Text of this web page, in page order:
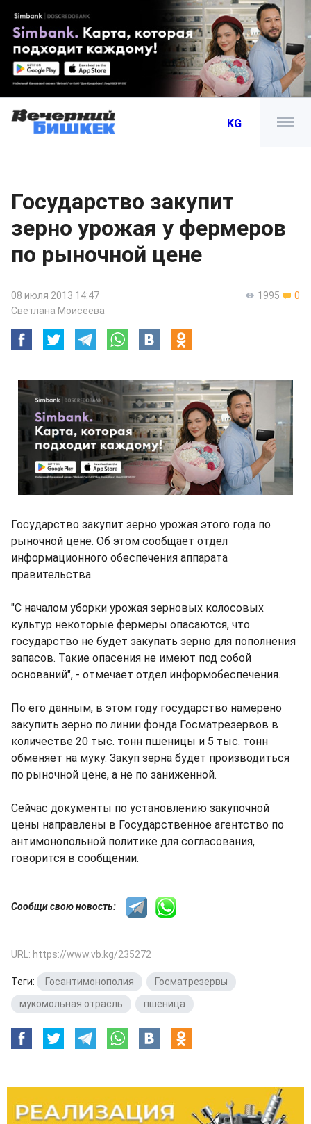
KG
Государство закупит
зерно урожая у фермеров
по рыночной цене
1995 0
08 июля 2013 14:47
Светлана Моисеева
Государство закупит зерно урожая этого года по
рыночной цене. Об этом сообщает отдел
информационного обеспечения аппарата
правительства.
"С началом уборки урожая зерновых колосовых
культур некоторые фермеры опасаются, что
государство не будет закупать зерно для пополнения
запасов. Такие опасения не имеют под собой
оснований", - отмечает отдел информобеспечения.
По его данным, в этом году государство намерено
закупить зерно по линии фонда Госматрезервов в
количестве 20 тыс. тонн пшеницы и 5 тыс. тонн
обменяет на муку. Закуп зерна будет производиться
по рыночной цене, а не по заниженной.
Сейчас документы по установлению закупочной
цены направлены в Государственное агентство по
антимонопольной политике для согласования,
говорится в сообщении.
Сообщи свою новость:
URL: https://www.vb.kg/235272
Теги: Госантимонополия Госматрезервы
мукомольная отрасль
пшеница